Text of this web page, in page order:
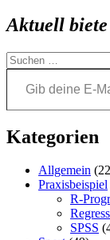
Aktuell biete
Suchen
nach:
Gib deine E-Mail-Adresse ein ...
Kategorien
Allgemein
Praxisbeispiel
R-
SPSS